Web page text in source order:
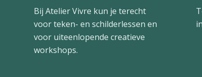
Bij Atelier Vivre kun je terecht
voor teken- en schilderlessen en
voor uiteenlopende creatieve
workshops.